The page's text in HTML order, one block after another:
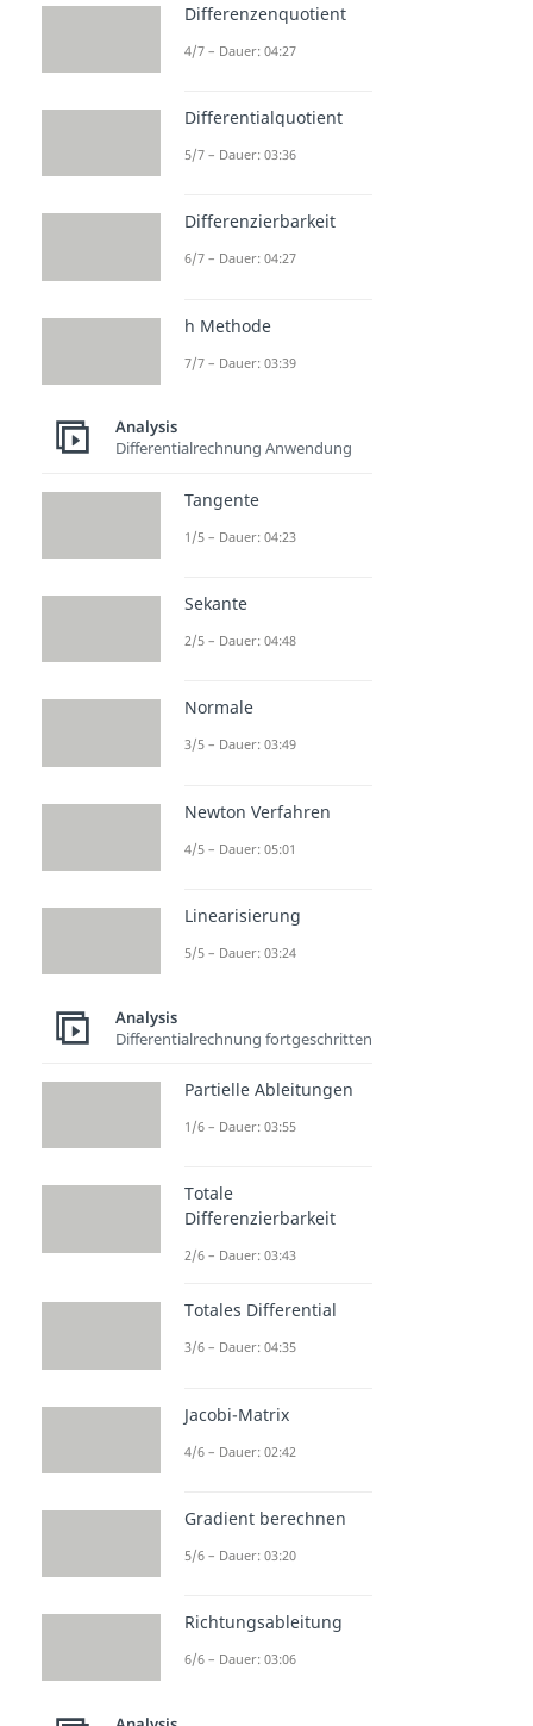
Differenzenquotient
4/7 – Dauer: 04:27
Differentialquotient
5/7 – Dauer: 03:36
Differenzierbarkeit
6/7 – Dauer: 04:27
h Methode
7/7 – Dauer: 03:39
Analysis
Differentialrechnung Anwendung
Tangente
1/5 – Dauer: 04:23
Sekante
2/5 – Dauer: 04:48
Normale
3/5 – Dauer: 03:49
Newton Verfahren
4/5 – Dauer: 05:01
Linearisierung
5/5 – Dauer: 03:24
Analysis
Differentialrechnung fortgeschritten
Partielle Ableitungen
1/6 – Dauer: 03:55
Totale
Differenzierbarkeit
2/6 – Dauer: 03:43
Totales Differential
3/6 – Dauer: 04:35
Jacobi-Matrix
4/6 – Dauer: 02:42
Gradient berechnen
5/6 – Dauer: 03:20
Richtungsableitung
6/6 – Dauer: 03:06